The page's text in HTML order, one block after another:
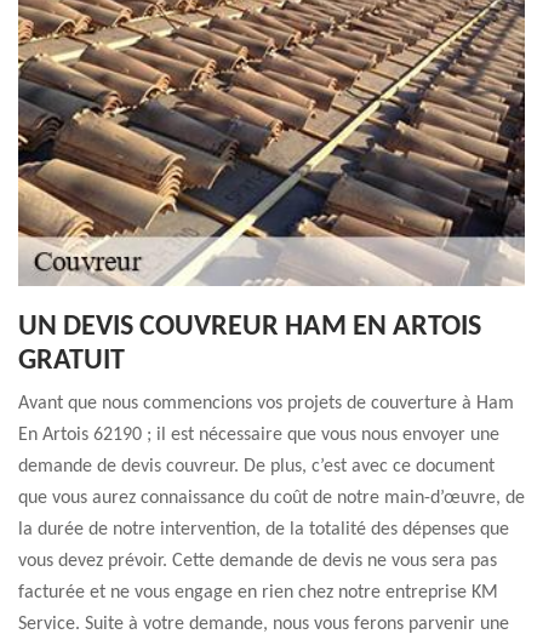
UN DEVIS COUVREUR HAM EN ARTOIS
GRATUIT
Avant que nous commencions vos projets de couverture à Ham
En Artois 62190 ; il est nécessaire que vous nous envoyer une
demande de devis couvreur. De plus, c’est avec ce document
que vous aurez connaissance du coût de notre main-d’œuvre, de
la durée de notre intervention, de la totalité des dépenses que
vous devez prévoir. Cette demande de devis ne vous sera pas
facturée et ne vous engage en rien chez notre entreprise KM
Service. Suite à votre demande, nous vous ferons parvenir une